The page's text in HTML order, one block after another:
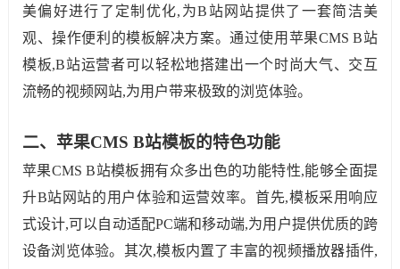
美偏好进行了定制优化,为B站网站提供了一套简洁美
观、操作便利的模板解决方案。通过使用苹果CMS B站
模板,B站运营者可以轻松地搭建出一个时尚大气、交互
流畅的视频网站,为用户带来极致的浏览体验。
二、苹果CMS B站模板的特色功能
苹果CMS B站模板拥有众多出色的功能特性,能够全面提
升B站网站的用户体验和运营效率。首先,模板采用响应
式设计,可以自动适配PC端和移动端,为用户提供优质的跨
设备浏览体验。其次,模板内置了丰富的视频播放器插件,